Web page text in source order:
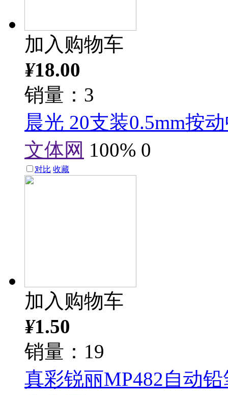
加入购物车
¥18.00
销量：3
晨光 20支装0.5mm按
文体网 100% 0
对比 收藏
加入购物车
¥1.50
销量：19
真彩锐丽MP482自动